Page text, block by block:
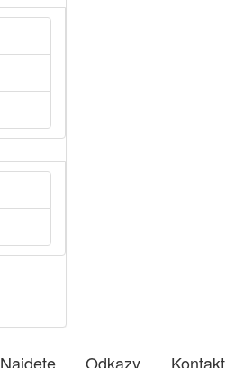
Najdete Odkazy Kontakt